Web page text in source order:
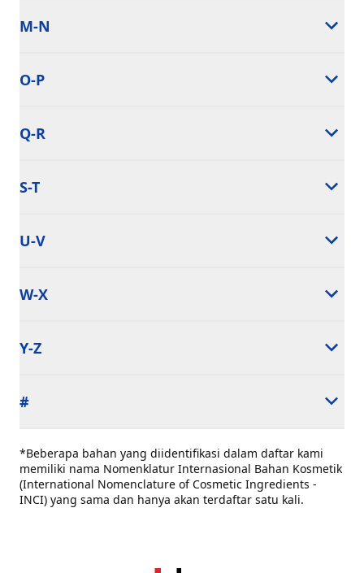
M-N
O-P
Q-R
S-T
U-V
W-X
Y-Z
#
*Beberapa bahan yang diidentifikasi dalam daftar kami
memiliki nama Nomenklatur Internasional Bahan Kosmetik
(International Nomenclature of Cosmetic Ingredients -
INCI) yang sama dan hanya akan terdaftar satu kali.